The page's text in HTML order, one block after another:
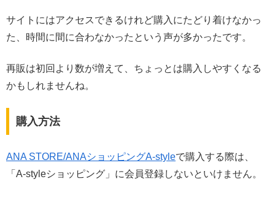
サイトにはアクセスできるけれど購入にたどり着けなかっ
た、時間に間に合わなかったという声が多かったです。
再販は初回より数が増えて、ちょっとは購入しやすくなる
かもしれませんね。
購入方法
ANA STORE/ANAショッピングA-styleで購入する際は、
「A-styleショッピング」に会員登録しないといけません。